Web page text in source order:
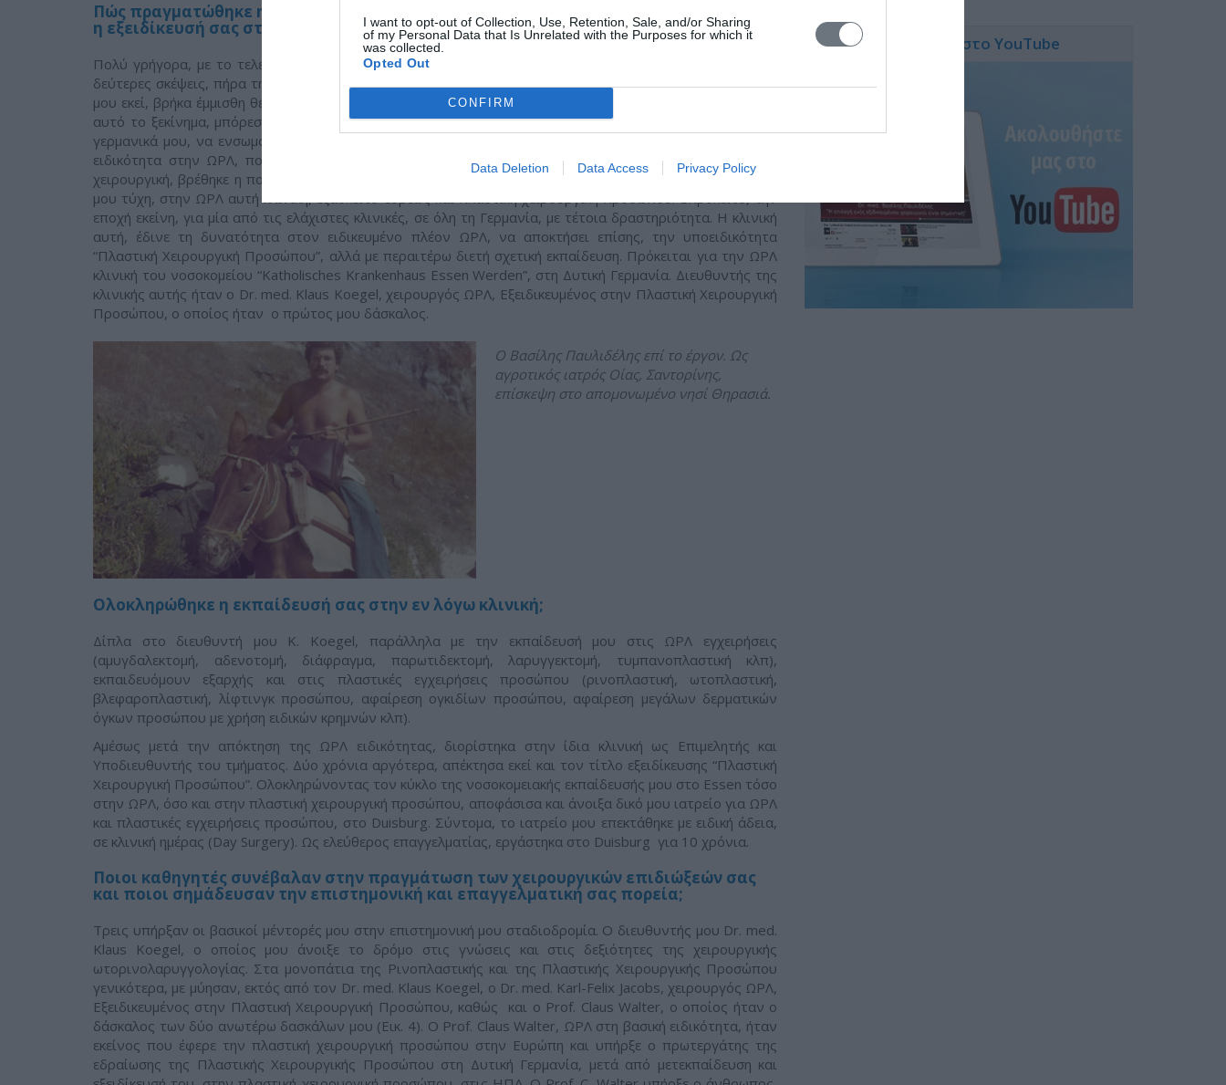
I want to opt-out of Collection, Use, Retention, Sale, and/or Sharing
of my Personal Data that Is Unrelated with the Purposes for which it
was collected.
Opted Out
CONFIRM
Data Deletion Data Access Privacy Policy
Πώς πραγματώθηκε η επιλογή για απόκτηση της ΩΡΛ ειδικότητας και πώς προέκυψε
η εξειδίκευσή σας στην Πλαστική Χειρουργική Προσώπου;
Πολύ γρήγορα, με το τελείωμα του αγροτικού ιατρείου στη Σαντορίνη, αποφασισμένος για ΩΡΛ, χωρίς
δεύτερες σκέψεις, πήρα την τελική απόφαση και έφυγα αμέσως για Γερμανία. Τρεις μήνες μετά την άφιξή
μου εκεί, βρήκα έμμισθη θέση σε νοσοκομείο, για ειδικότητα “Γενικής Χειρουργικής”. Ξεκίνησα αμέσως. Με
αυτό το ξεκίνημα, μπόρεσα να εγκλιματιστώ στο γενικό νοσοκομειακό κλίμα της χώρας, να βελτιώσω τα
γερμανικά μου, να ενσωματωθώ στο κοινωνικό περιβάλλον και να αναζητήσω με άνεση πλέον, θέση για
ειδικότητα στην ΩΡΛ, που ήταν ο απώτερος σκοπός μου. Πριν καν περάσει ένας χρόνος στη γενική
χειρουργική, βρέθηκε η πολυπόθητη έμμισθη θέση σε νοσοκομείο, για την ειδικότητα της ΩΡΛ. Κατά καλή
μου τύχη, στην ΩΡΛ αυτή κλινική, εξασκείτο ευρέως και πλαστική χειρουργική προσώπου. Επρόκειτο, την
εποχή εκείνη, για μία από τις ελάχιστες κλινικές, σε όλη τη Γερμανία, με τέτοια δραστηριότητα. Η κλινική
αυτή, έδινε τη δυνατότητα στον ειδικευμένο πλέον ΩΡΛ, να αποκτήσει επίσης, την υποειδικότητα
“Πλαστική Χειρουργική Προσώπου”, αλλά με περαιτέρω διετή σχετική εκπαίδευση. Πρόκειται για την ΩΡΛ
κλινική του νοσοκομείου “Katholisches Krankenhaus Essen Werden”, στη Δυτική Γερμανία. Διευθυντής της
κλινικής αυτής ήταν ο Dr. med. Klaus Koegel, χειρουργός ΩΡΛ, Εξειδικευμένος στην Πλαστική Χειρουργική
Προσώπου, ο οποίος ήταν ο πρώτος μου δάσκαλος.
Ο Βασίλης Παυλιδέλης επί το έργον. Ως
αγροτικός ιατρός Οίας, Σαντορίνης,
επίσκεψη στο απομονωμένο νησί Θηρασιά.
Ολοκληρώθηκε η εκπαίδευσή σας στην εν λόγω κλινική;
Δίπλα στο διευθυντή μου K. Koegel, παράλληλα με την εκπαίδευσή μου στις ΩΡΛ εγχειρήσεις
(αμυγδαλεκτομή, αδενοτομή, διάφραγμα, παρωτιδεκτομή, λαρυγγεκτομή, τυμπανοπλαστική κλπ),
εκπαιδευόμουν εξαρχής και στις πλαστικές εγχειρήσεις προσώπου (ρινοπλαστική, ωτοπλαστική,
βλεφαροπλαστική, λίφτινγκ προσώπου, αφαίρεση ογκιδίων προσώπου, αφαίρεση μεγάλων δερματικών
όγκων προσώπου με χρήση ειδικών κρημνών κλπ).
Αμέσως μετά την απόκτηση της ΩΡΛ ειδικότητας, διορίστηκα στην ίδια κλινική ως Επιμελητής και
Υποδιευθυντής του τμήματος. Δύο χρόνια αργότερα, απέκτησα εκεί και τον τίτλο εξειδίκευσης “Πλαστική
Χειρουργική Προσώπου”. Ολοκληρώνοντας τον κύκλο της νοσοκομειακής εκπαίδευσής μου στο Essen τόσο
στην ΩΡΛ, όσο και στην πλαστική χειρουργική προσώπου, αποφάσισα και άνοιξα δικό μου ιατρείο για ΩΡΛ
και πλαστικές εγχειρήσεις προσώπου, στο Duisburg. Σύντομα, το ιατρείο μου επεκτάθηκε με ειδική άδεια,
σε κλινική ημέρας (Day Surgery). Ως ελεύθερος επαγγελματίας, εργάστηκα στο Duisburg για 10 χρόνια.
Ποιοι καθηγητές συνέβαλαν στην πραγμάτωση των χειρουργικών επιδιώξεών σας
και ποιοι σημάδευσαν την επιστημονική και επαγγελματική σας πορεία;
Τρεις υπήρξαν οι βασικοί μέντορές μου στην επιστημονική μου σταδιοδρομία. Ο διευθυντής μου Dr. med.
Klaus Koegel, ο οποίος μου άνοιξε το δρόμο στις γνώσεις και στις δεξιότητες της χειρουργικής
ωτορινολαρυγγολογίας. Στα μονοπάτια της Ρινοπλαστικής και της Πλαστικής Χειρουργικής Προσώπου
γενικότερα, με μύησαν, εκτός από τον Dr. med. Klaus Koegel, ο Dr. med. Karl-Felix Jacobs, χειρουργός ΩΡΛ,
Εξειδικευμένος στην Πλαστική Χειρουργική Προσώπου, καθώς και ο Prof. Claus Walter, ο οποίος ήταν ο
δάσκαλος των δύο ανωτέρω δασκάλων μου (Εικ. 4). Ο Prof. Claus Walter, ΩΡΛ στη βασική ειδικότητα, ήταν
εκείνος που έφερε την πλαστική χειρουργική προσώπου στην Ευρώπη και υπήρξε ο πρωτεργάτης της
εδραίωσης της Πλαστικής Χειρουργικής Προσώπου στη Δυτική Γερμανία, μετά από μετεκπαίδευση και
Ακολουθήστε μας στο YouTube